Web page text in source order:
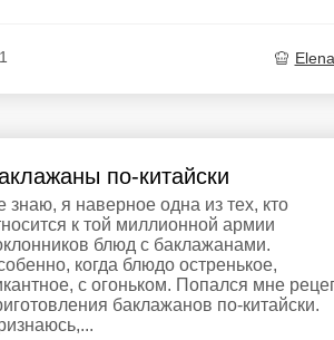
по-китайски
знаю, я наверное одна из тех, кто
к той миллионной армии
блюд с баклажанами.
когда блюдо остренькое,
с огоньком. Попался мне
баклажанов по-китайски.